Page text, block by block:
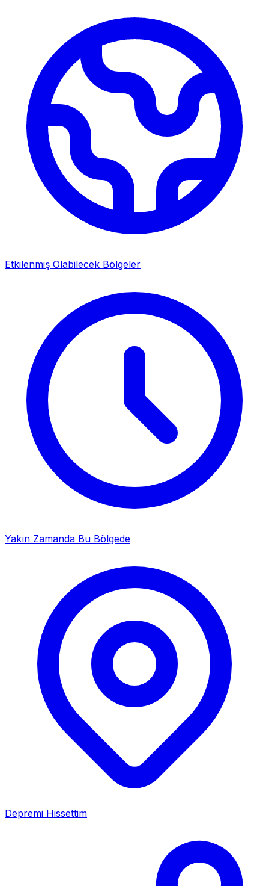
Etkilenmiş Olabilecek Bölgeler
Yakın Zamanda Bu Bölgede
Depremi Hissettim